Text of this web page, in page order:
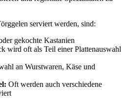
serviert werden, sind:
gekochte Kastanien
wird oft als Teil einer Plattenauswahl
an Wurstwaren, Käse und
Oft werden auch verschiedene